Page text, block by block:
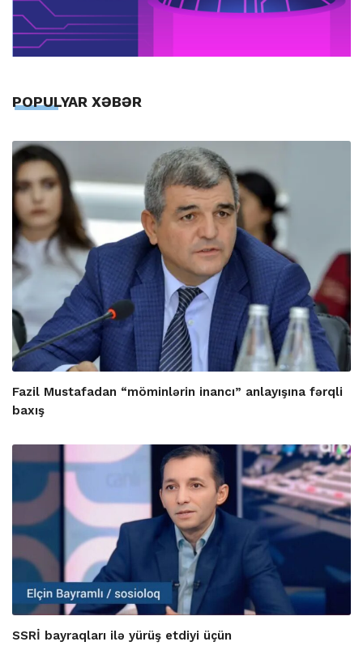
POPULYAR XƏBƏR
Fazil Mustafadan “möminlərin inancı” anlayışına fərqli
baxış
SSRİ bayraqları ilə yürüş etdiyi üçün